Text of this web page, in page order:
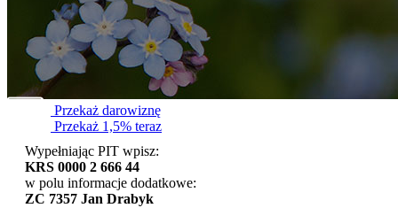
Przekaż darowiznę
Przekaż 1,5% teraz
Wypełniając PIT wpisz:
KRS 0000 2 666 44
w polu informacje dodatkowe:
ZC 7357 Jan Drabyk